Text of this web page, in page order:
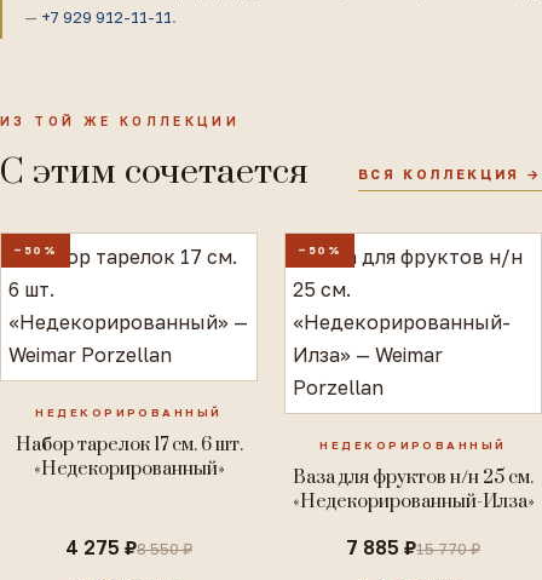
— +7 929 912-11-11.
ИЗ ТОЙ ЖЕ КОЛЛЕКЦИИ
С этим сочетается ВСЯ КОЛЛЕКЦИЯ →
−50%
НЕДЕКОРИРОВАННЫЙ
Набор тарелок 17 см. 6 шт.
«Недекорированный»
4 275 ₽8 550 ₽
−50%
НЕДЕКОРИРОВАННЫЙ
Ваза для фруктов н/н 25 см.
«Недекорированный-Илза»
7 885 ₽15 770 ₽